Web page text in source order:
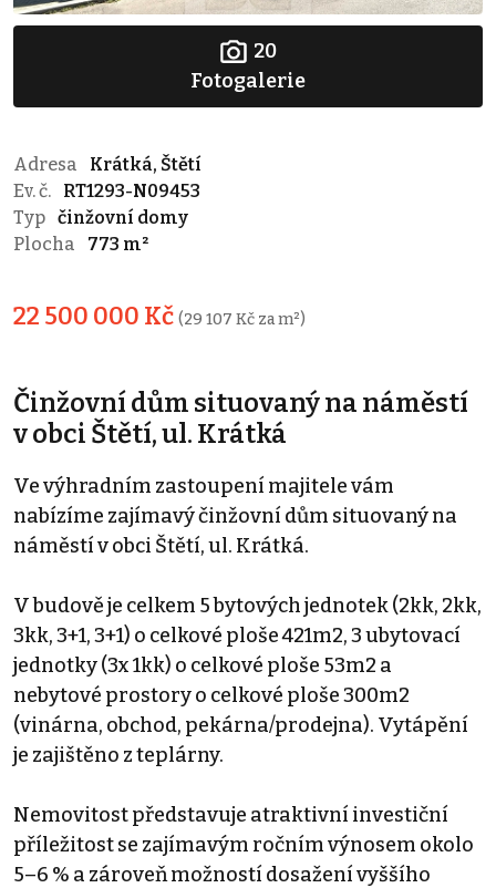
20
Fotogalerie
Adresa
Krátká, Štětí
Ev. č.
RT1293-N09453
Typ činžovní domy
Plocha
773 m²
22 500 000 Kč (29 107 Kč za m²)
Činžovní dům situovaný na náměstí
v obci Štětí, ul. Krátká
Ve výhradním zastoupení majitele vám
nabízíme zajímavý činžovní dům situovaný na
náměstí v obci Štětí, ul. Krátká.
V budově je celkem 5 bytových jednotek (2kk, 2kk,
3kk, 3+1, 3+1) o celkové ploše 421m2, 3 ubytovací
jednotky (3x 1kk) o celkové ploše 53m2 a
nebytové prostory o celkové ploše 300m2
(vinárna, obchod, pekárna/prodejna). Vytápění
je zajištěno z teplárny.
Nemovitost představuje atraktivní investiční
příležitost se zajímavým ročním výnosem okolo
5–6 % a zároveň možností dosažení vyššího